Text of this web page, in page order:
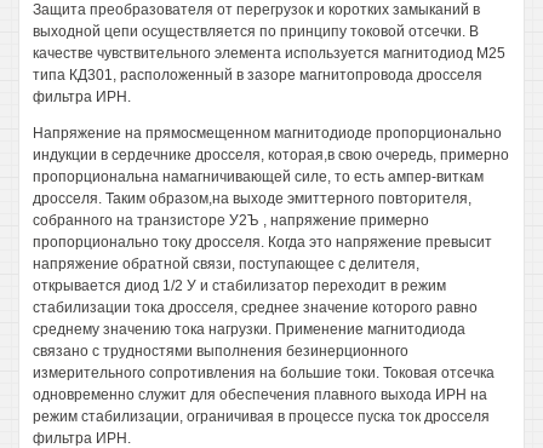
Защита преобразователя от перегрузок и коротких замыканий в
выходной цепи осуществляется по принципу токовой отсечки. В
качестве чувствительного элемента используется магнитодиод М25
типа КД301, расположенный в зазоре магнитопровода дросселя
фильтра ИРН.
Напряжение на прямосмещенном магнитодиоде пропорционально
индукции в сердечнике дросселя, которая,в свою очередь, примерно
пропорциональна намагничивающей силе, то есть ампер-виткам
дросселя. Таким образом,на выходе эмиттерного повторителя,
собранного на транзисторе У2Ъ , напряжение примерно
пропорционально току дросселя. Когда это напряжение превысит
напряжение обратной связи, поступающее с делителя,
открывается диод 1/2 У и стабилизатор переходит в режим
стабилизации тока дросселя, среднее значение которого равно
среднему значению тока нагрузки. Применение магнитодиода
связано с трудностями выполнения безинерционного
измерительного сопротивления на большие токи. Токовая отсечка
одновременно служит для обеспечения плавного выхода ИРН на
режим стабилизации, ограничивая в процессе пуска ток дросселя
фильтра ИРН.